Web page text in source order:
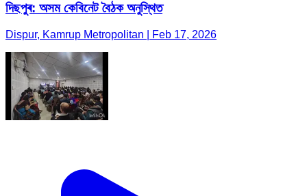
দিছপুৰ: অসম কেবিনেট বৈঠক অনুস্থিত
Dispur, Kamrup Metropolitan | Feb 17, 2026